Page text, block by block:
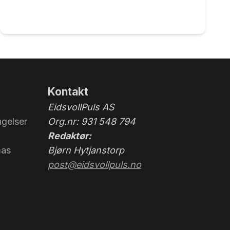
Kontakt
EidsvollPuls AS
Org.nr: 931 548 794
Redaktør:
Bjørn Hytjanstorp
post@eidsvollpuls.no